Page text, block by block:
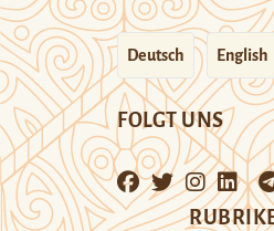
Deutsch English
FOLGT UNS